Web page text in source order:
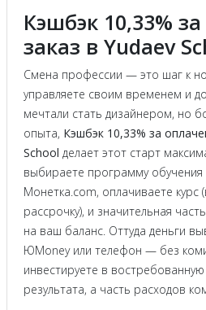
Кэшбэк 10,33%
заказ в Yudaev
Смена профессии — это шаг к
управляете своим временем и
мечтали стать дизайнером, но
опыта, Кэшбэк 10,33% за
School делает этот старт
выбираете программу обучения
Монетка.com, оплачиваете курс
рассрочку), и значительная
на ваш баланс. Оттуда деньги
ЮMoney или телефон — без
инвестируете в
результата, а часть расходов